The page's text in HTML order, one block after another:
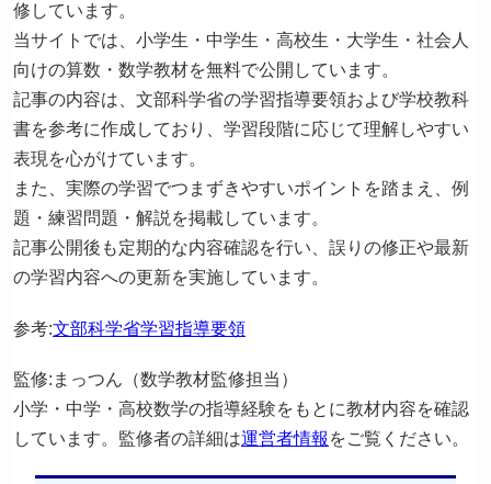
修しています。
当サイトでは、小学生・中学生・高校生・大学生・社会人
向けの算数・数学教材を無料で公開しています。
記事の内容は、文部科学省の学習指導要領および学校教科
書を参考に作成しており、学習段階に応じて理解しやすい
表現を心がけています。
また、実際の学習でつまずきやすいポイントを踏まえ、例
題・練習問題・解説を掲載しています。
記事公開後も定期的な内容確認を行い、誤りの修正や最新
の学習内容への更新を実施しています。
参考:文部科学省学習指導要領
監修:まっつん（数学教材監修担当）
小学・中学・高校数学の指導経験をもとに教材内容を確認
しています。監修者の詳細は運営者情報 をご覧ください。